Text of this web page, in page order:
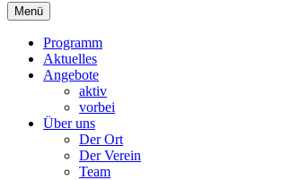
Primäres
Menü
Menü
Programm
Aktuelles
Angebote
aktiv
vorbei
Über uns
Der Ort
Der Verein
Team